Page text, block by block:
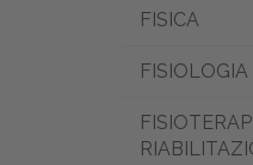
FISICA
FISIOLOGIA